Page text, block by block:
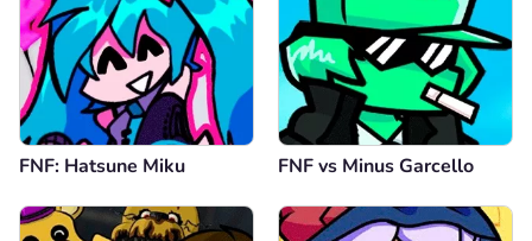
FNF: Hatsune Miku FNF vs Minus Garcello